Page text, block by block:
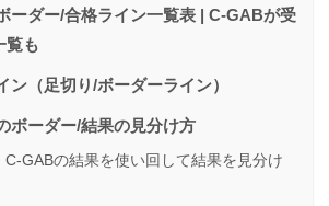
ーダー/合格ライン一覧表 | C-GABが受
覧も
ン（足切り/ボーダーライン）
ボーダー/結果の見分け方
GABの結果を使い回して結果を見分け